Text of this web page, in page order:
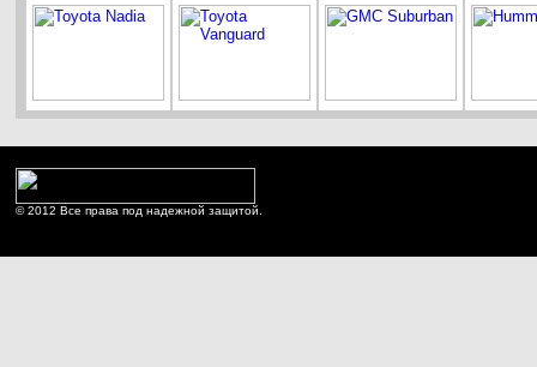
© 2012 Все права под надежной защитой.